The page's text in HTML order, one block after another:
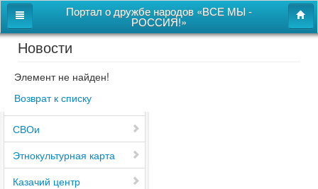
Портал о дружбе народов «ВСЕ МЫ -
РОССИЯ!»
Главная
Дом дружбы народов
Новости
СВОи
Этнокультурная карта
Казачий центр
Новости
Элемент не найден!
Возврат к списку